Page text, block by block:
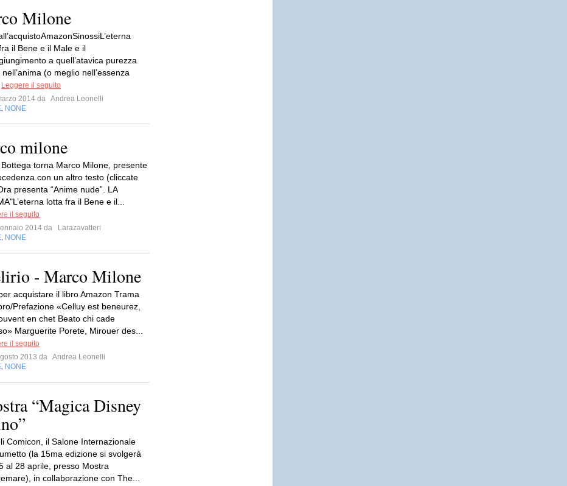
Milone
il Bene e il Male e il
a quell’atavica purezza
nell’anima (o meglio nell’essenza
Leggere il seguito
2014 da Andrea Leonelli
NONE
milone
torna Marco Milone, presente
con un altro testo (cliccate
presenta “Anime nude”. LA
lotta fra il Bene e il...
il seguito
2014 da
Larazavatteri
NONE
- Marco Milone
acquistare il libro Amazon Trama
Prefazione «Celluy est beneurez,
en chet Beato chi cade
Marguerite Porete, Mirouer des...
il seguito
2013 da Andrea Leonelli
NONE
“Magica Disney
Comicon, il Salone Internazionale
(la 15ma edizione si svolgerà
al 28 aprile, presso Mostra
in collaborazione con The...